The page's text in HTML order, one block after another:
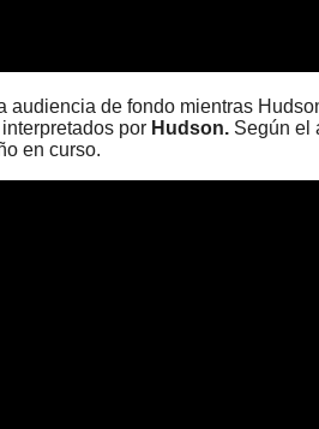
de fondo mientras
interpretados por Hudson. Según el
en curso.